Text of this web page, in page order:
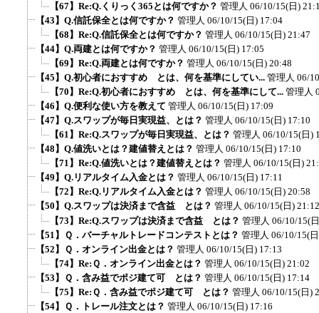
【67】Re:Q.くりっく365とは何ですか？ 管理人 06/10/15(日)
【43】Q.信託保全とは何ですか？ 管理人 06/10/15(日) 17:04
【68】Re:Q.信託保全とは何ですか？ 管理人 06/10/15(日) 21:47
【44】Q.両建とは何ですか？ 管理人 06/10/15(日) 17:05
【69】Re:Q.両建とは何ですか？ 管理人 06/10/15(日) 20:48
【45】Q.初心者におすすめ とは、何を基準にしてい... 管理人 06/
【70】Re:Q.初心者におすすめ とは、何を基準にして... 管理人
【46】Q.便利な使い方を教えて 管理人 06/10/15(日) 17:09
【47】Q.スワップが毎日実現益、とは？ 管理人 06/10/15(日) 17:10
【61】Re:Q.スワップが毎日実現益、とは？ 管理人 06/10/15(日)
【48】Q.値洗いとは？建値替えとは？ 管理人 06/10/15(日) 17:10
【71】Re:Q.値洗いとは？建値替えとは？ 管理人 06/10/15(日)
【49】Q.リアルタイム入金とは？ 管理人 06/10/15(日) 17:11
【72】Re:Q.リアルタイム入金とは？ 管理人 06/10/15(日) 20:58
【50】Q.スワップは決済まで含益 とは？ 管理人 06/10/15(日) 21:12
【73】Re:Q.スワップは決済まで含益 とは？ 管理人 06/10/15(
【51】Ｑ．バーチャルトレードコンテストとは？ 管理人 06/10/15(
【52】Ｑ．オンライン出金とは？ 管理人 06/10/15(日) 17:13
【74】Re:Ｑ．オンライン出金とは？ 管理人 06/10/15(日) 21:02
【53】Ｑ．含み益でポジ建て可 とは？ 管理人 06/10/15(日) 17:14
【75】Re:Ｑ．含み益でポジ建て可 とは？ 管理人 06/10/15(日)
【54】Ｑ．トレール注文とは？ 管理人 06/10/15(日) 17:16